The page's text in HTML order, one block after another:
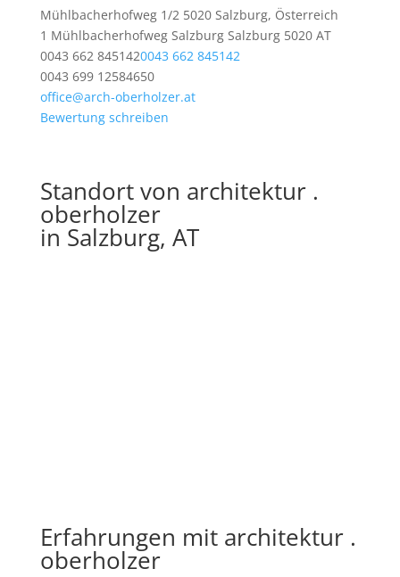
Mühlbacherhofweg 1/2 5020 Salzburg, Österreich
1 Mühlbacherhofweg Salzburg Salzburg 5020 AT
0043 662 8451420043 662 845142
0043 699 12584650
office@arch-oberholzer.at
Bewertung schreiben
Standort von architektur .
oberholzer
in Salzburg, AT
Erfahrungen mit architektur .
oberholzer